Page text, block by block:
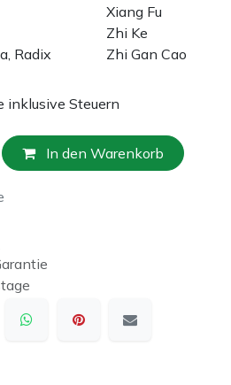
Xiang Fu
Zhi Ke
Radix
Zhi Gan Cao
inklusive Steuern
In den Warenkorb